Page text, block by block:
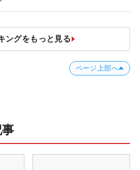
ングをもっと見る
ページ上部へ